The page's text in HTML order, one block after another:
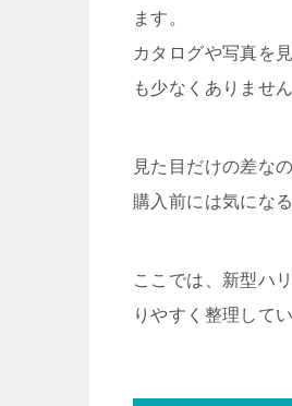
ます。
カタログや写真を
も少なくありません
見た目だけの差な
購入前には気にな
ここでは、新型ハ
りやすく整理して